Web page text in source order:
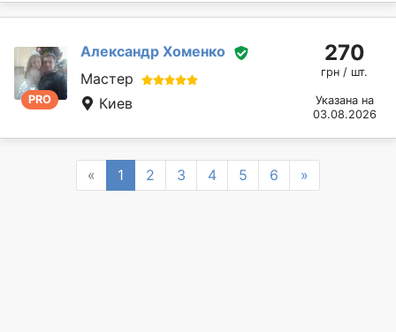
PRO
Александр Хоменко
Мастер
Киев
270
грн / шт.
Указана на
03.08.2026
« Previous
1 2 3 4 5 6 »